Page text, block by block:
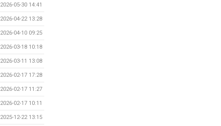
2026-05-30 14:41
2026-04-22 13:28
2026-04-10 09:25
2026-03-18 10:18
2026-03-11 13:08
2026-02-17 17:28
2026-02-17 11:27
2026-02-17 10:11
2025-12-22 13:15